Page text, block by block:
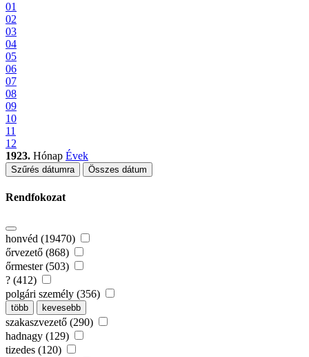
01
02
03
04
05
06
07
08
09
10
11
12
1923. Hónap Évek
Szűrés dátumra Összes dátum
Rendfokozat
honvéd (19470)
őrvezető (868)
őrmester (503)
? (412)
polgári személy (356)
több kevesebb
szakaszvezető (290)
hadnagy (129)
tizedes (120)